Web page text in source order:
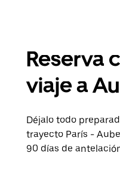
Reserva
viaje a
Déjalo todo
trayecto París -
90 días de